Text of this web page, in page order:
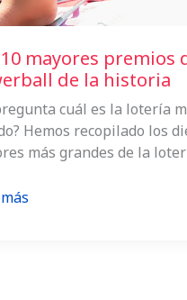
mayores premios
de la historia
cuál es la lotería
Hemos recopilado los
más grandes de la